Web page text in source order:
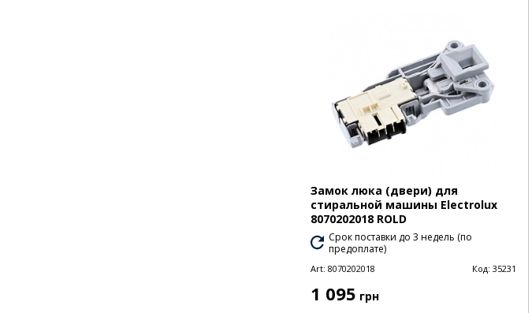
Замок люка (двери) для
стиральной машины Electrolux
8070202018 ROLD
Срок поставки до 3 недель (по
предоплате)
Art: 8070202018 Код: 35231
1 095 грн